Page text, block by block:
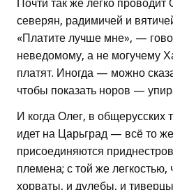
Почти так же легко
северян, радимичей и
«Платите лучше мне», —
неведомому, а не могучему
платят. Иногда — можно
чтобы показать норов —
И когда Олег, в общерусских
идет на Царьград — всё то
присоединяются
племена; с той же легкостью,
хорваты, и дулебы, и